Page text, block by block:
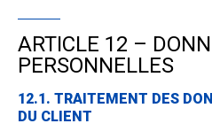
ARTICLE 12 –
PERSONNELLES
12.1. TRAITEMENT DES
DU CLIENT